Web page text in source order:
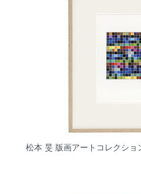
松本 旻 版画アートコレクショ